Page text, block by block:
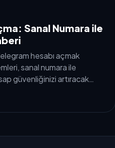
Sanal Numara ile
hesabı açmak
sanal numara ile
güvenliğinizi artıracak